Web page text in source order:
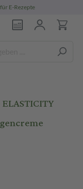
E-Rezepte